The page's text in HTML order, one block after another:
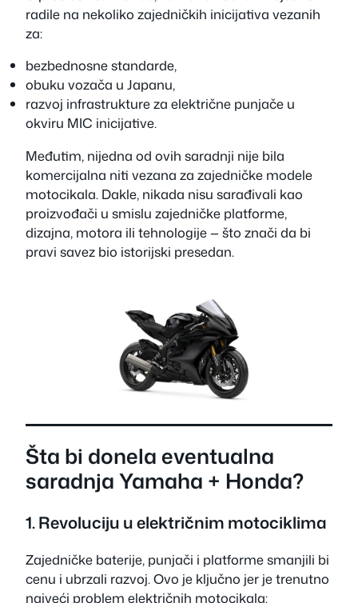
radile na nekoliko zajedničkih inicijativa vezanih
za:
bezbednosne standarde,
obuku vozača u Japanu,
razvoj infrastrukture za električne punjače u
okviru MIC inicijative.
Međutim, nijedna od ovih saradnji nije bila
komercijalna niti vezana za zajedničke modele
motocikala. Dakle, nikada nisu sarađivali kao
proizvođači u smislu zajedničke platforme,
dizajna, motora ili tehnologije — što znači da bi
pravi savez bio istorijski presedan.
Šta bi donela eventualna
saradnja Yamaha + Honda?
1. Revoluciju u električnim motociklima
Zajedničke baterije, punjači i platforme smanjili bi
cenu i ubrzali razvoj. Ovo je ključno jer je trenutno
najveći problem električnih motocikala: